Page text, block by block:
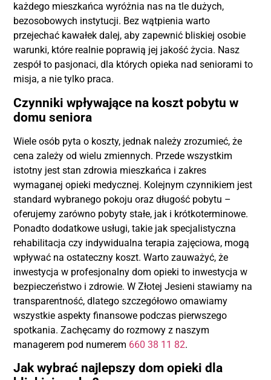
każdego mieszkańca wyróżnia nas na tle dużych,
bezosobowych instytucji. Bez wątpienia warto
przejechać kawałek dalej, aby zapewnić bliskiej osobie
warunki, które realnie poprawią jej jakość życia. Nasz
zespół to pasjonaci, dla których opieka nad seniorami to
misja, a nie tylko praca.
Czynniki wpływające na koszt pobytu w
domu seniora
Wiele osób pyta o koszty, jednak należy zrozumieć, że
cena zależy od wielu zmiennych. Przede wszystkim
istotny jest stan zdrowia mieszkańca i zakres
wymaganej opieki medycznej. Kolejnym czynnikiem jest
standard wybranego pokoju oraz długość pobytu –
oferujemy zarówno pobyty stałe, jak i krótkoterminowe.
Ponadto dodatkowe usługi, takie jak specjalistyczna
rehabilitacja czy indywidualna terapia zajęciowa, mogą
wpływać na ostateczny koszt. Warto zauważyć, że
inwestycja w profesjonalny dom opieki to inwestycja w
bezpieczeństwo i zdrowie. W Złotej Jesieni stawiamy na
transparentność, dlatego szczegółowo omawiamy
wszystkie aspekty finansowe podczas pierwszego
spotkania. Zachęcamy do rozmowy z naszym
managerem pod numerem 660 38 11 82.
Jak wybrać najlepszy dom opieki dla